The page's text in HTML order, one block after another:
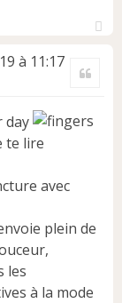
à 11:17
day
te lire
avec
plein de
les
à la mode